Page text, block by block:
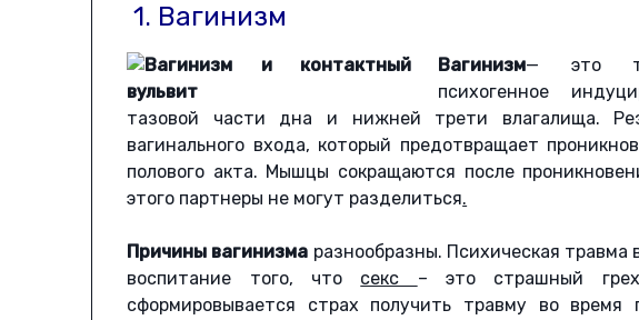
1. Вагинизм
Вагинизм— это
психогенное
тазовой части дна и нижней трети влагалища.
вагинального входа, который предотвращает
полового акта. Мышцы сокращаются после
этого партнеры не могут разделиться.
Причины вагинизма разнообразны. Психическая травма
воспитание того, что секс – это страшный
сформировывается страх получить травму во время